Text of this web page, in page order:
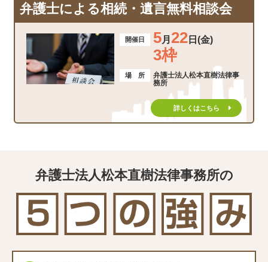
弁護士による相続・遺言無料相談会
開催日 5月 22日(金)
3枠
場 所
弁護士法人松本直樹法律事
務所
詳しくはこちら
弁護士法人松本直樹法律事務所の